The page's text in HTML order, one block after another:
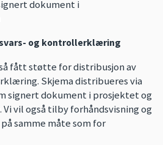
dokument i
og kontrollerklæring
fått støtte for distribusjon av
Skjema distribueres via
signert dokument i prosjektet og
vil også tilby forhåndsvisning og
samme måte som for